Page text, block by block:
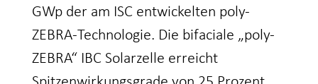
GWp der am ISC entwickelten poly-
ZEBRA-Technologie. Die bifaciale „poly-
ZEBRA“ IBC Solarzelle erreicht